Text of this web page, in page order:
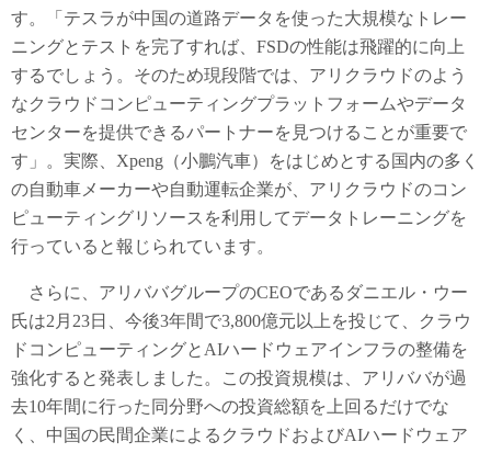
す。「テスラが中国の道路データを使った大規模なトレー
ニングとテストを完了すれば、FSDの性能は飛躍的に向上
するでしょう。そのため現段階では、アリクラウドのよう
なクラウドコンピューティングプラットフォームやデータ
センターを提供できるパートナーを見つけることが重要で
す」。実際、Xpeng（小鵬汽車）をはじめとする国内の多く
の自動車メーカーや自動運転企業が、アリクラウドのコン
ピューティングリソースを利用してデータトレーニングを
行っていると報じられています。
さらに、アリババグループのCEOであるダニエル・ウー
氏は2月23日、今後3年間で3,800億元以上を投じて、クラウ
ドコンピューティングとAIハードウェアインフラの整備を
強化すると発表しました。この投資規模は、アリババが過
去10年間に行った同分野への投資総額を上回るだけでな
く、中国の民間企業によるクラウドおよびAIハードウェア